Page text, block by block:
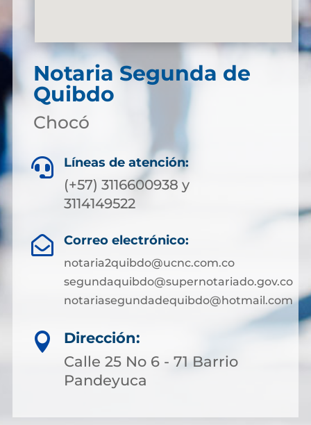
Notaria Segunda de
Quibdo
Chocó
 Líneas de atención:
(+57) 3116600938 y
3114149522
 Correo electrónico:
notaria2quibdo@ucnc.com.co
segundaquibdo@supernotariado.gov.co
notariasegundadequibdo@hotmail.com

Dirección:
Calle 25 No 6 - 71 Barrio
Pandeyuca